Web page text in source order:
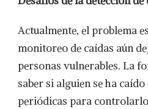
Actualmente, el problema
monitoreo de caídas aún
personas vulnerables. La
saber si alguien se ha
periódicas para